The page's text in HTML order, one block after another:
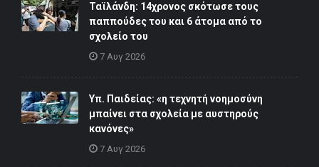
Ταϊλάνδη: 14χρονος σκότωσε τους
παππούδες του και 6 άτομα από το
σχολείο του
7 Αυγ 2026
Υπ. Παιδείας: «η τεχνητή νοημοσύνη
μπαίνει στα σχολεία με αυστηρούς
κανόνες»
7 Αυγ 2026